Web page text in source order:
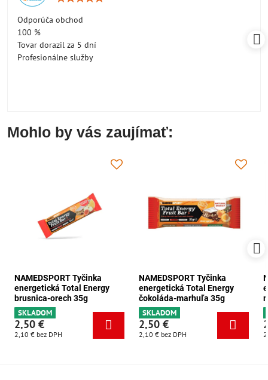
Odporúča obchod
100 %
Tovar dorazil za 5 dní
Profesionálne služby
Mohlo by vás zaujímať:
NAMEDSPORT Tyčinka
energetická Total Energy
brusnica-orech 35g
SKLADOM
2,50 €
2,10 € bez DPH
NAMEDSPORT Tyčinka
energetická Total Energy
čokoláda-marhuľa 35g
SKLADOM
2,50 €
2,10 € bez DPH